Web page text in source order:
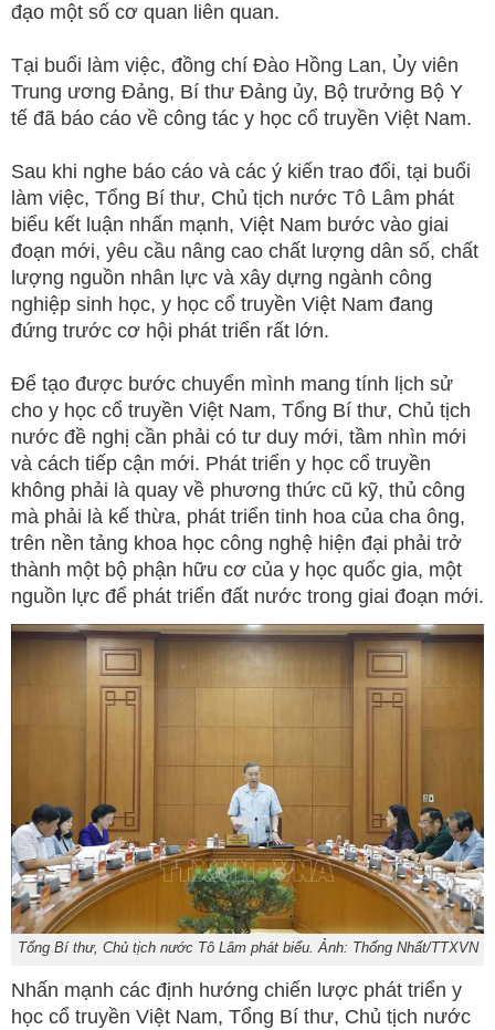
đạo một số cơ quan liên quan.
Tại buổi làm việc, đồng chí Đào Hồng Lan, Ủy viên
Trung ương Đảng, Bí thư Đảng ủy, Bộ trưởng Bộ Y
tế đã báo cáo về công tác y học cổ truyền Việt Nam.
Sau khi nghe báo cáo và các ý kiến trao đổi, tại buổi
làm việc, Tổng Bí thư, Chủ tịch nước Tô Lâm phát
biểu kết luận nhấn mạnh, Việt Nam bước vào giai
đoạn mới, yêu cầu nâng cao chất lượng dân số, chất
lượng nguồn nhân lực và xây dựng ngành công
nghiệp sinh học, y học cổ truyền Việt Nam đang
đứng trước cơ hội phát triển rất lớn.
Để tạo được bước chuyển mình mang tính lịch sử
cho y học cổ truyền Việt Nam, Tổng Bí thư, Chủ tịch
nước đề nghị cần phải có tư duy mới, tầm nhìn mới
và cách tiếp cận mới. Phát triển y học cổ truyền
không phải là quay về phương thức cũ kỹ, thủ công
mà phải là kế thừa, phát triển tinh hoa của cha ông,
trên nền tảng khoa học công nghệ hiện đại phải trở
thành một bộ phận hữu cơ của y học quốc gia, một
nguồn lực để phát triển đất nước trong giai đoạn mới.
Tổng Bí thư, Chủ tịch nước Tô Lâm phát biểu. Ảnh: Thống Nhất/TTXVN
Nhấn mạnh các định hướng chiến lược phát triển y
học cổ truyền Việt Nam, Tổng Bí thư, Chủ tịch nước